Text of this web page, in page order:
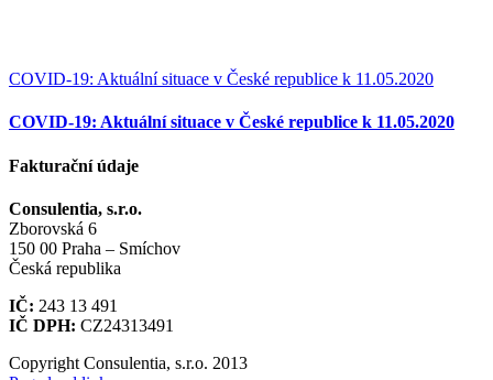
COVID‑19: Aktuální situace v České republice k 11.05.2020
COVID‑19: Aktuální situace v České republice k 11.05.2020
Fakturační údaje
Consulentia, s.r.o.
Zborovská 6
150 00 Praha – Smíchov
Česká republika
IČ: 243 13 491
IČ DPH: CZ24313491
Copyright Consulentia, s.r.o. 2013